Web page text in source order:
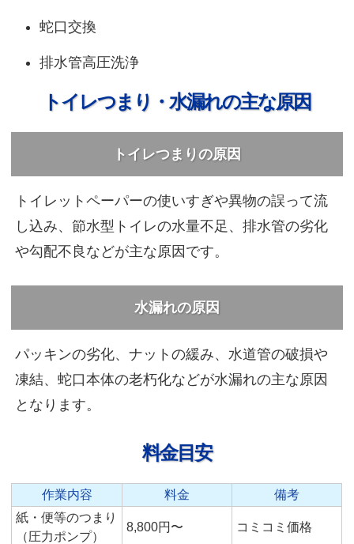
蛇口交換
排水管高圧洗浄
トイレつまり・水漏れの主な原因
トイレつまりの原因
トイレットペーパーの使いすぎや異物の誤って流
し込み、節水型トイレの水量不足、排水管の劣化
や勾配不良などが主な原因です。
水漏れの原因
パッキンの劣化、ナットの緩み、水道管の破損や
凍結、蛇口本体の老朽化などが水漏れの主な原因
となります。
料金目安
作業内容 料金
備考
紙・便等のつまり
（圧力ポンプ）
8,800円〜 コミコミ価格